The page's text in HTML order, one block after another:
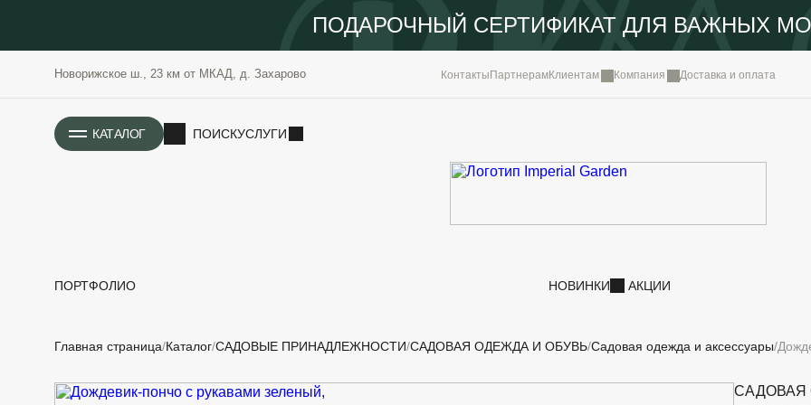
ПОДАРОЧНЫЙ СЕРТИФИКАТ ДЛЯ ВАЖНЫХ
Новорижское ш., 23 км от МКАД, д. Захарово Контакты ПартнерамКлиентам Компания Доставка и оплата
КАТАЛОГ ПОИСКУСЛУГИ
ПОРТФОЛИО НОВИНКИ АКЦИИ
РАСТЕНИЯ
ОЗЕЛЕНЕНИЕ
ИСТОРИЯ
Главная страница Каталог САДОВЫЕ ПРИНАДЛЕЖНОСТИ САДОВАЯ ОДЕЖДА И ОБУВЬ Садовая одежда и аксессуары
САДОВАЯ